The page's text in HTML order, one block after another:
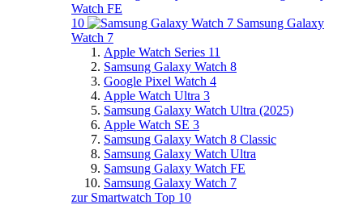
Watch FE
10
Samsung Galaxy
Watch 7
Apple Watch Series 11
Samsung Galaxy Watch 8
Google Pixel Watch 4
Apple Watch Ultra 3
Samsung Galaxy Watch Ultra (2025)
Apple Watch SE 3
Samsung Galaxy Watch 8 Classic
Samsung Galaxy Watch Ultra
Samsung Galaxy Watch FE
Samsung Galaxy Watch 7
zur Smartwatch Top 10